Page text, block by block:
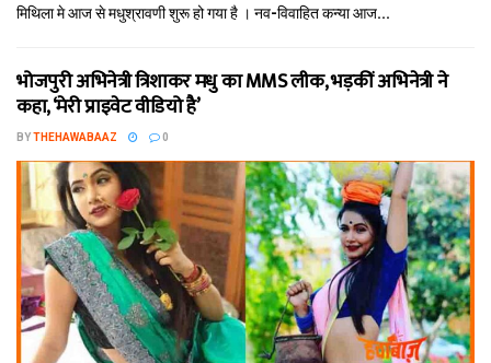
मिथि‍ला मे आज से मधुश्रावणी शुरू हो गया है । नव-विवाहित कन्‍या आज...
भोजपुरी अभिनेत्री त्रिशाकर मधु का MMS लीक, भड़कीं अभिनेत्री ने
कहा, ‘मेरी प्राइवेट वीडियो है’
BYTHEHAWABAAZ 0